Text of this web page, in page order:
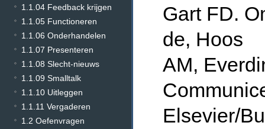
1.1.04 Feedback krijgen
1.1.05 Functioneren
1.1.06 Onderhandelen
1.1.07 Presenteren
1.1.08 Slecht-nieuws
1.1.09 Smalltalk
1.1.10 Uitleggen
1.1.11 Vergaderen
1.2 Oefenvragen
Gart FD.
de, Hoos
AM,
Elsevier/